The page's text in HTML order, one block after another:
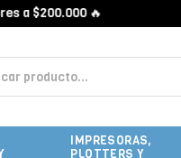
🔥
IMPRESORAS,
PLOTTERS Y